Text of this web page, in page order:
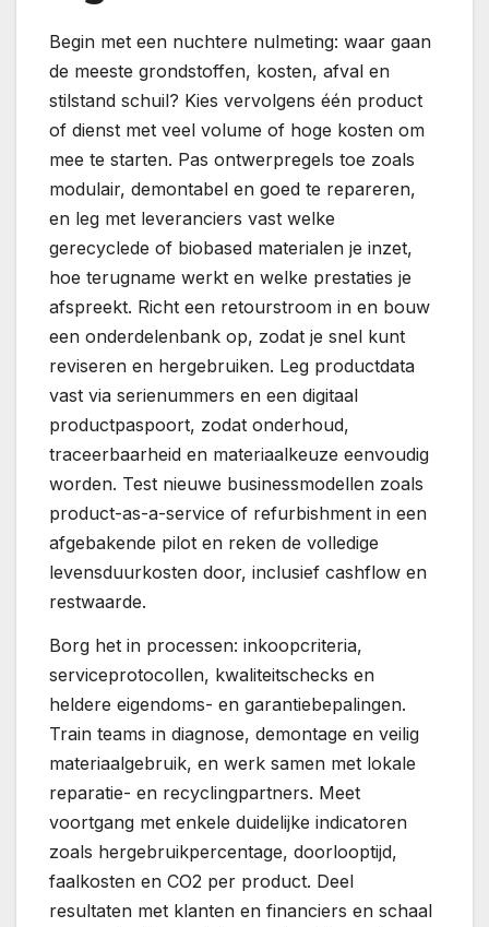
Begin met een nuchtere nulmeting: waar gaan
de meeste grondstoffen, kosten, afval en
stilstand schuil? Kies vervolgens één product
of dienst met veel volume of hoge kosten om
mee te starten. Pas ontwerpregels toe zoals
modulair, demontabel en goed te repareren,
en leg met leveranciers vast welke
gerecyclede of biobased materialen je inzet,
hoe terugname werkt en welke prestaties je
afspreekt. Richt een retourstroom in en bouw
een onderdelenbank op, zodat je snel kunt
reviseren en hergebruiken. Leg productdata
vast via serienummers en een digitaal
productpaspoort, zodat onderhoud,
traceerbaarheid en materiaalkeuze eenvoudig
worden. Test nieuwe businessmodellen zoals
product-as-a-service of refurbishment in een
afgebakende pilot en reken de volledige
levensduurkosten door, inclusief cashflow en
restwaarde.
Borg het in processen: inkoopcriteria,
serviceprotocollen, kwaliteitschecks en
heldere eigendoms- en garantiebepalingen.
Train teams in diagnose, demontage en veilig
materiaalgebruik, en werk samen met lokale
reparatie- en recyclingpartners. Meet
voortgang met enkele duidelijke indicatoren
zoals hergebruikpercentage, doorlooptijd,
faalkosten en CO2 per product. Deel
resultaten met klanten en financiers en schaal